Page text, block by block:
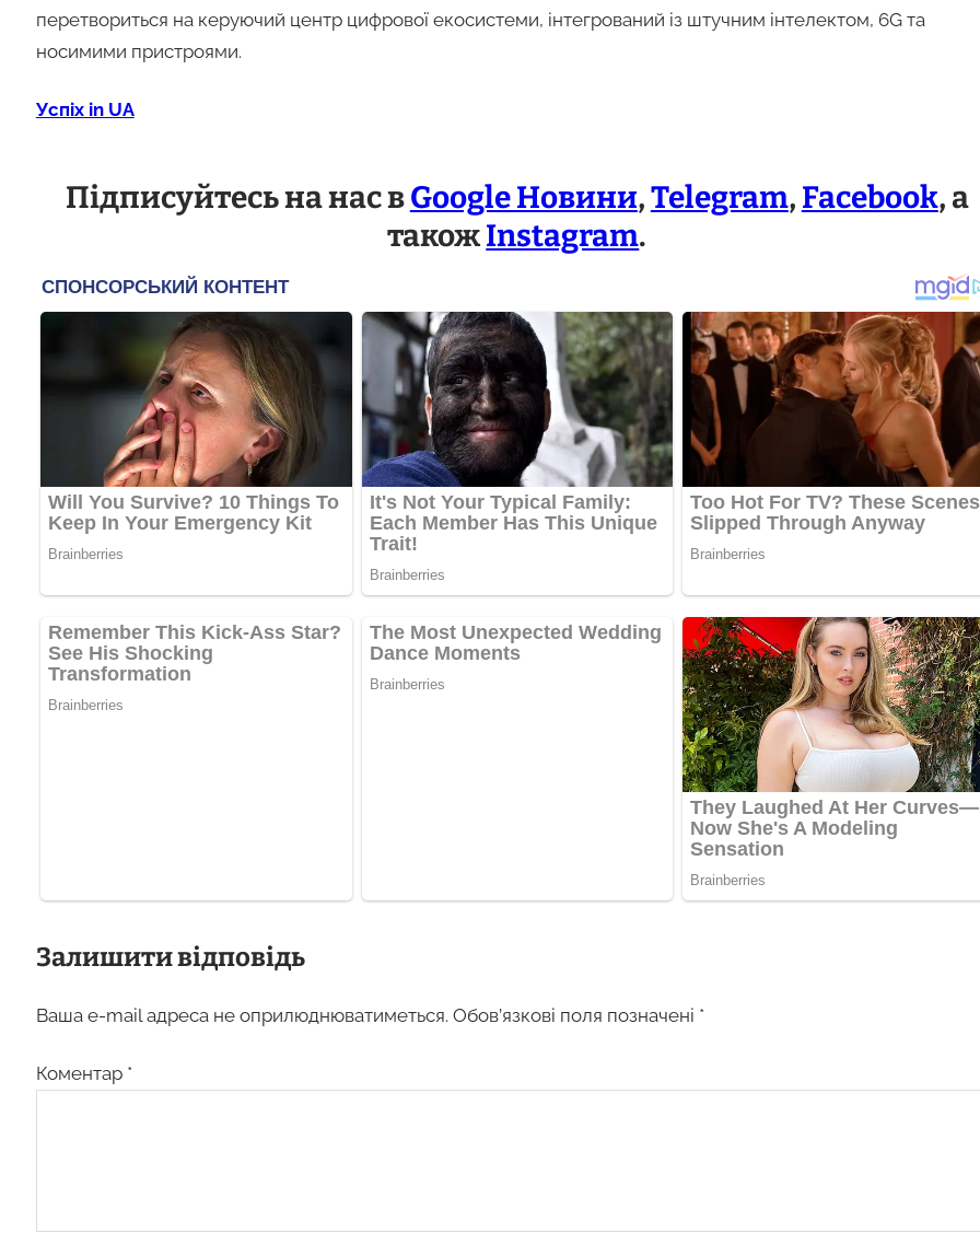
перетвориться на керуючий центр цифрової екосистеми, інтегрований із штучним інтелектом, 6G та
носимими пристроями.
Успіх in UA
Підписуйтесь на нас вGoogle Новини,Telegram, Facebook, а
такожInstagram.
Залишити відповідь
Ваша e-mail адреса не оприлюднюватиметься. Обов’язкові поля позначені *
Коментар *